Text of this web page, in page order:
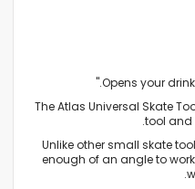
The Atlas Universal Skate
tool and
Unlike other small skate
enough of an angle to